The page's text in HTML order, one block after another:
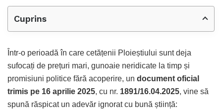
Cuprins
Într-o perioadă în care cetățenii Ploieștiului sunt deja
sufocați de prețuri mari, gunoaie neridicate la timp și
promisiuni politice fără acoperire, un document oficial
trimis pe 16 aprilie 2025, cu nr. 1891/16.04.2025, vine să
spună răspicat un adevăr ignorat cu bună știință: